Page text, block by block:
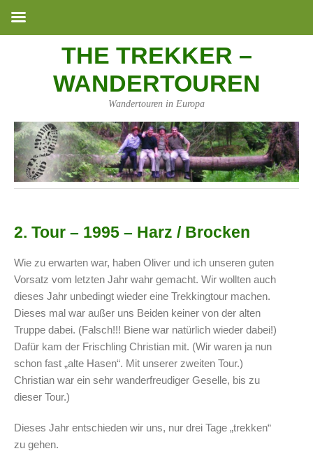
THE TREKKER –
WANDERTOUREN
Wandertouren in Europa
2. Tour – 1995 – Harz / Brocken
Wie zu erwarten war, haben Oliver und ich unseren guten
Vorsatz vom letzten Jahr wahr gemacht. Wir wollten auch
dieses Jahr unbedingt wieder eine Trekkingtour machen.
Dieses mal war außer uns Beiden keiner von der alten
Truppe dabei. (Falsch!!! Biene war natürlich wieder dabei!)
Dafür kam der Frischling Christian mit. (Wir waren ja nun
schon fast „alte Hasen“. Mit unserer zweiten Tour.)
Christian war ein sehr wanderfreudiger Geselle, bis zu
dieser Tour.)
Dieses Jahr entschieden wir uns, nur drei Tage „trekken“
zu gehen.